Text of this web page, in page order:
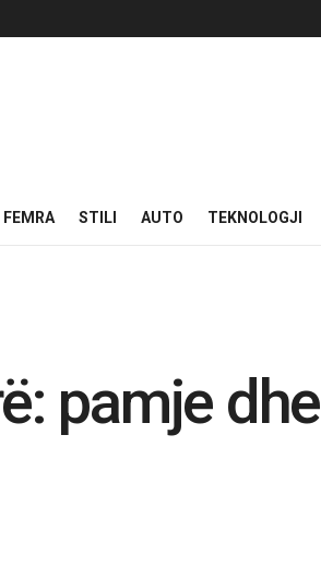
FEMRA STILI AUTO TEKNOLOGJI
pamje dhe